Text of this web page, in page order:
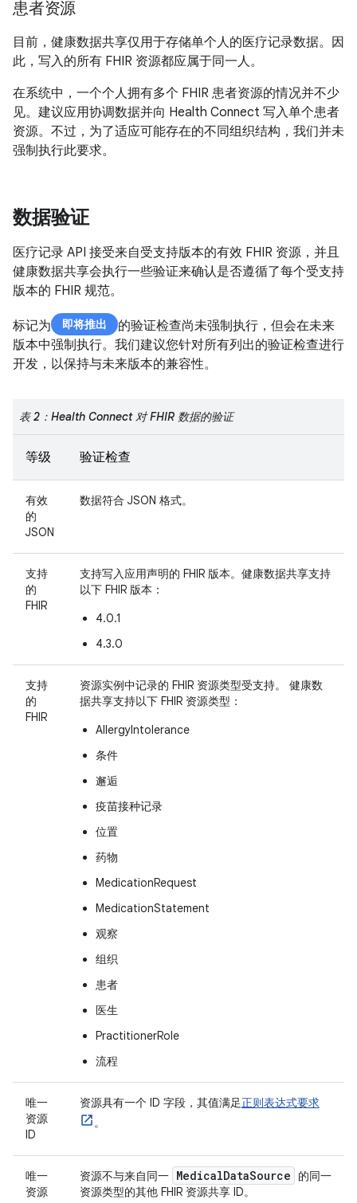
患者资源
目前，健康数据共享仅用于存储单个人的医疗记录数据。因
此，写入的所有 FHIR 资源都应属于同一人。
在系统中，一个个人拥有多个 FHIR 患者资源的情况并不少
见。建议应用协调数据并向 Health Connect 写入单个患者
资源。不过，为了适应可能存在的不同组织结构，我们并未
强制执行此要求。
数据验证
医疗记录 API 接受来自受支持版本的有效 FHIR 资源，并且
健康数据共享会执行一些验证来确认是否遵循了每个受支持
版本的 FHIR 规范。
标记为 即将推出
的验证检查尚未强制执行，但会在未来
版本中强制执行。我们建议您针对所有列出的验证检查进行
开发，以保持与未来版本的兼容性。
表 2：Health Connect 对 FHIR 数据的验证
等级 验证检查
有效
的
JSON
数据符合 JSON 格式。
支持
的
FHIR
支持写入应用声明的 FHIR 版本。健康数据共享支持
以下 FHIR 版本：
4.0.1
4.3.0
支持
的
FHIR
资源实例中记录的 FHIR 资源类型受支持。 健康数
据共享支持以下 FHIR 资源类型：
AllergyIntolerance
条件
邂逅
疫苗接种记录
位置
药物
MedicationRequest
MedicationStatement
观察
组织
患者
医生
PractitionerRole
流程
唯一
资源
ID
资源具有一个 ID 字段，其值满足正则表达式要求
。
唯一
资源
资源不与来自同一 MedicalDataSource
的同一
资源类型的其他 FHIR 资源共享 ID。